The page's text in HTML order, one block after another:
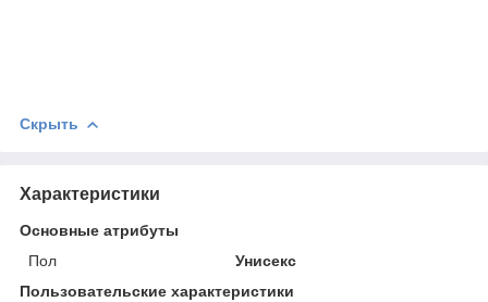
Скрыть
Характеристики
Основные атрибуты
Пол
Унисекс
Пользовательские характеристики